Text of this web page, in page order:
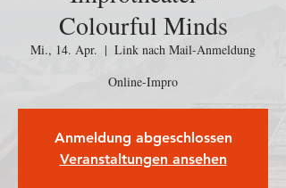
Colourful Minds
Mi., 14. Apr.
  |
Link nach Mail-Anmeldung
Online-Impro
Anmeldung abgeschlossen
Veranstaltungen ansehen